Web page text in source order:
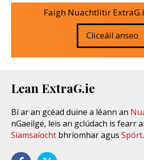
Faigh Nuachtlitir
Cliceáil anseo
Lean ExtraG.ie
Bí ar an gcéad duine a léann an
nGaeilge, leis an gclúdach is fearr
Siamsaíocht bhríomhar agusSpórt.